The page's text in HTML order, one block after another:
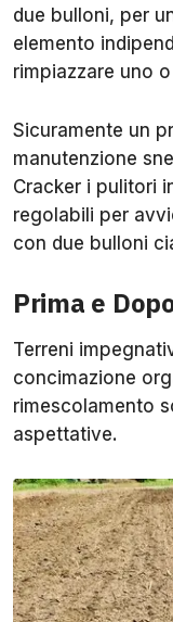
due bulloni, per
elemento
rimpiazzare uno
Sicuramente un
manutenzione
Cracker i pulitori
regolabili per
con due bulloni
Prima e
Terreni
concimazione
rimescolamento
aspettative.